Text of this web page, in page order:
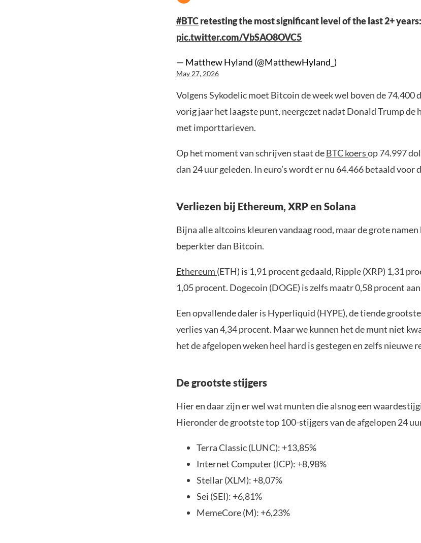
#BTCretesting the most significant level of the last 2+ years:
pic.twitter.com/VbSAO8OVC5
— Matthew Hyland (@MatthewHyland_)
May 27, 2026
Volgens Sykodelic moet Bitcoin de week wel boven de 74.400
vorig jaar het laagste punt, neergezet nadat Donald Trump de
met importtarieven.
Op het moment van schrijven staat deBTC koersop 74.997
dan 24 uur geleden. In euro’s wordt er nu 64.466 betaald voor
Verliezen bij Ethereum, XRP en Solana
Bijna alle altcoins kleuren vandaag rood, maar de grote namen
beperkter dan Bitcoin.
Ethereum (ETH) is 1,91 procent gedaald, Ripple (XRP) 1,31
1,05 procent. Dogecoin (DOGE) is zelfs maatr 0,58 procent
Een opvallende daler is Hyperliquid (HYPE), de tiende
verlies van 4,34 procent. Maar we kunnen het de munt niet
het de afgelopen weken heel hard is gestegen en zelfs nieuwe
De grootste stijgers
Hier en daar zijn er wel wat munten die alsnog een
Hieronder de grootste top 100-stijgers van de afgelopen 24
Terra Classic (LUNC): +13,85%
Internet Computer (ICP): +8,98%
Stellar (XLM): +8,07%
Sei (SEI): +6,81%
MemeCore (M): +6,23%